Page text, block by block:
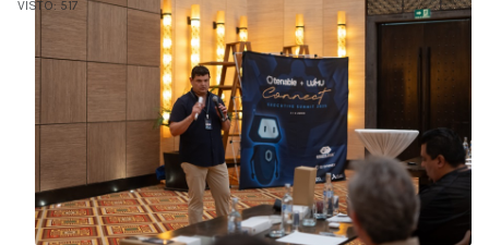
VISTO: 517